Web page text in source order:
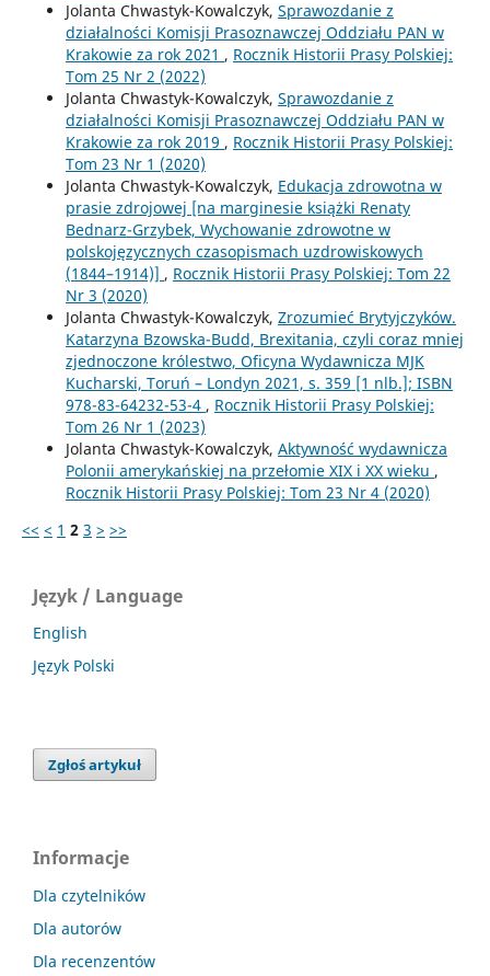
Jolanta Chwastyk-Kowalczyk, Sprawozdanie z
działalności Komisji Prasoznawczej Oddziału PAN w
Krakowie za rok 2021 , Rocznik Historii Prasy Polskiej:
Tom 25 Nr 2 (2022)
Jolanta Chwastyk-Kowalczyk, Sprawozdanie z
działalności Komisji Prasoznawczej Oddziału PAN w
Krakowie za rok 2019 , Rocznik Historii Prasy Polskiej:
Tom 23 Nr 1 (2020)
Jolanta Chwastyk-Kowalczyk, Edukacja zdrowotna w
prasie zdrojowej [na marginesie książki Renaty
Bednarz-Grzybek, Wychowanie zdrowotne w
polskojęzycznych czasopismach uzdrowiskowych
(1844–1914)] , Rocznik Historii Prasy Polskiej: Tom 22
Nr 3 (2020)
Jolanta Chwastyk-Kowalczyk, Zrozumieć Brytyjczyków.
Katarzyna Bzowska-Budd, Brexitania, czyli coraz mniej
zjednoczone królestwo, Oficyna Wydawnicza MJK
Kucharski, Toruń – Londyn 2021, s. 359 [1 nlb.]; ISBN
978-83-64232-53-4 , Rocznik Historii Prasy Polskiej:
Tom 26 Nr 1 (2023)
Jolanta Chwastyk-Kowalczyk, Aktywność wydawnicza
Polonii amerykańskiej na przełomie XIX i XX wieku ,
Rocznik Historii Prasy Polskiej: Tom 23 Nr 4 (2020)
<< < 1 2 3 > >>
Język / Language
English
Język Polski
Zgłoś artykuł
Informacje
Dla czytelników
Dla autorów
Dla recenzentów